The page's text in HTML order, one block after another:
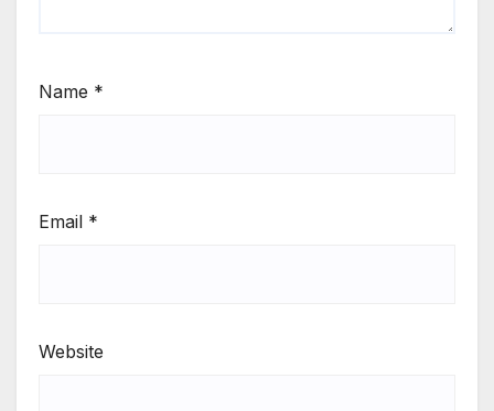
Name *
Email *
Website